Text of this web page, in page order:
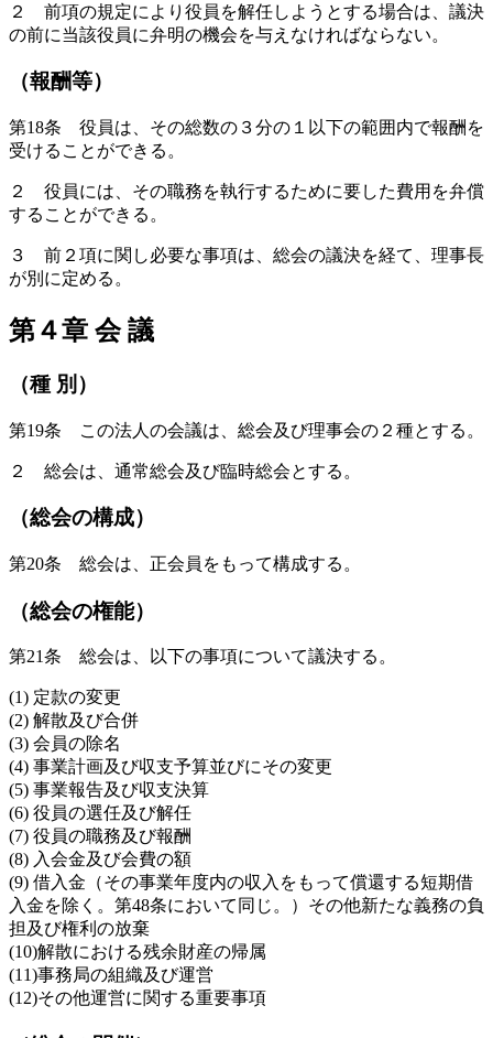
２ 前項の規定により役員を解任しようとする場合は、議決
の前に当該役員に弁明の機会を与えなければならない。
（報酬等）
第18条 役員は、その総数の３分の１以下の範囲内で報酬を
受けることができる。
２ 役員には、その職務を執行するために要した費用を弁償
することができる。
３ 前２項に関し必要な事項は、総会の議決を経て、理事長
が別に定める。
第４章 会 議
（種 別）
第19条 この法人の会議は、総会及び理事会の２種とする。
２ 総会は、通常総会及び臨時総会とする。
（総会の構成）
第20条 総会は、正会員をもって構成する。
（総会の権能）
第21条 総会は、以下の事項について議決する。
(1) 定款の変更
(2) 解散及び合併
(3) 会員の除名
(4) 事業計画及び収支予算並びにその変更
(5) 事業報告及び収支決算
(6) 役員の選任及び解任
(7) 役員の職務及び報酬
(8) 入会金及び会費の額
(9) 借入金（その事業年度内の収入をもって償還する短期借
入金を除く。第48条において同じ。）その他新たな義務の負
担及び権利の放棄
(10)解散における残余財産の帰属
(11)事務局の組織及び運営
(12)その他運営に関する重要事項